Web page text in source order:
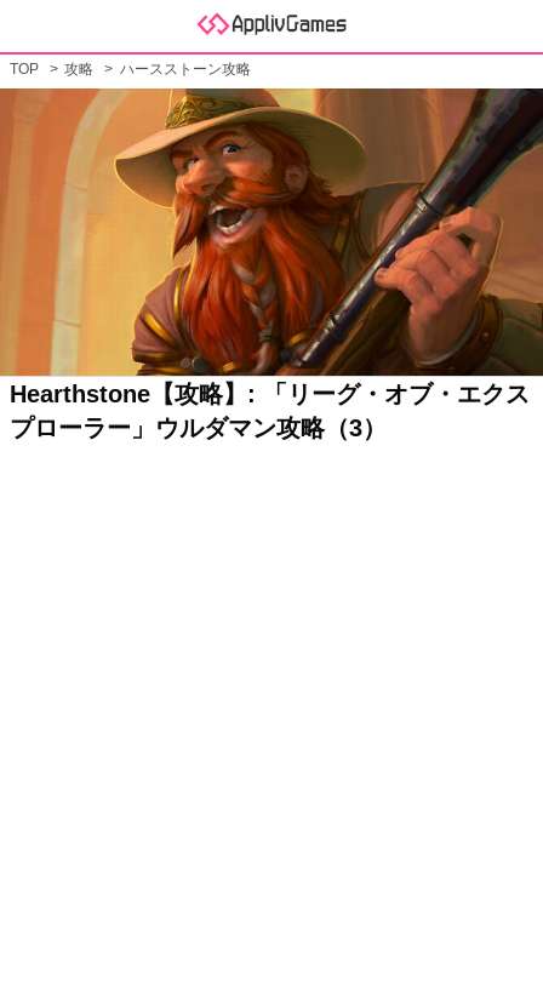
TOP 攻略 ハースストーン攻略
Hearthstone【攻略】: 「リーグ・オブ・エクス
プローラー」ウルダマン攻略（3）